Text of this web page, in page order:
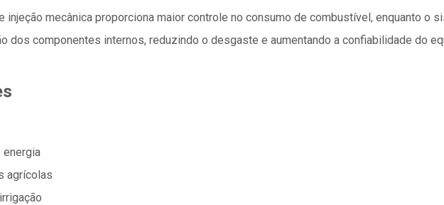
injeção mecânica proporciona maior controle no consumo de combustível, enquanto o
dos componentes internos, reduzindo o desgaste e aumentando a confiabilidade do
energia
agrícolas